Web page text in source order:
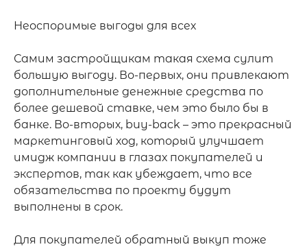
Неоспоримые выгоды для всех
Самим застройщикам такая схема сулит
большую выгоду. Во-первых, они привлекают
дополнительные денежные средства по
более дешевой ставке, чем это было бы в
банке. Во-вторых, buy-back – это прекрасный
маркетинговый ход, который улучшает
имидж компании в глазах покупателей и
экспертов, так как убеждает, что все
обязательства по проекту будут
выполнены в срок.
Для покупателей обратный выкуп тоже